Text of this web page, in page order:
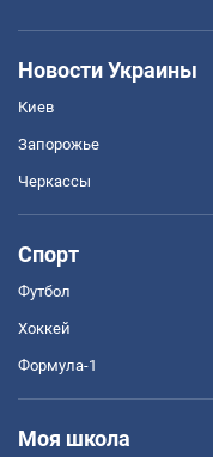
Новости Украины
Киев
Запорожье
Черкассы
Спорт
Футбол
Хоккей
Формула-1
Моя школа